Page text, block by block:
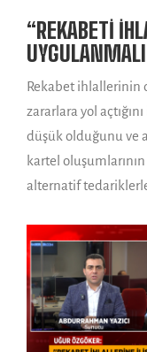
“REKABETİ
Rekabet ihlallerinin
zararlara yol
düşük olduğunu ve
kartel oluşumlarının
alternatif